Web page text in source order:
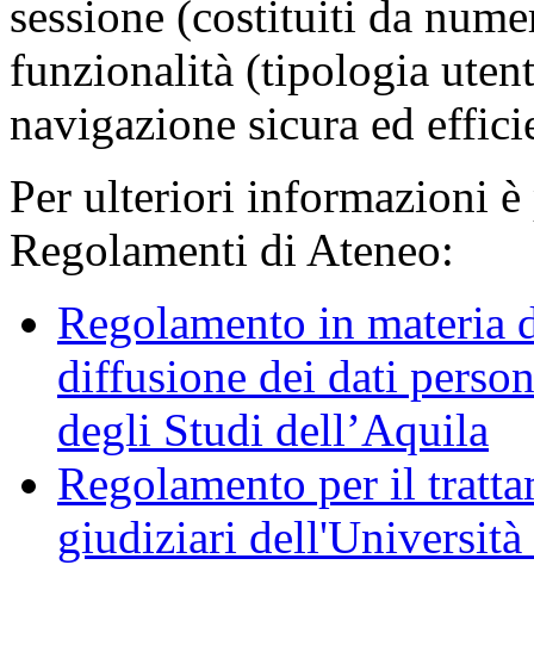
sessione (costituiti da
funzionalità (tipologia
navigazione sicura ed
Per ulteriori informazioni è
Regolamenti di Ateneo:
Regolamento in materia
diffusione dei dati
degli Studi dell’Aquila
Regolamento per il
giudiziari